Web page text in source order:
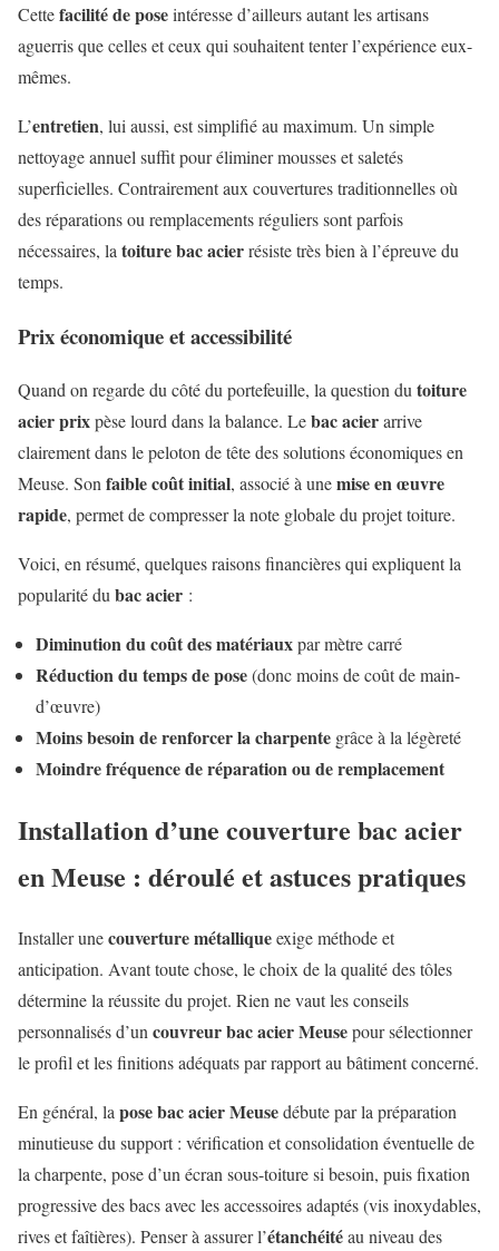
Cettefacilité de poseintéresse d’ailleurs autant les artisans
aguerris que celles et ceux qui souhaitent tenter l’expérience eux-
mêmes.
L’entretien, lui aussi, est simplifié au maximum. Un simple
nettoyage annuel suffit pour éliminer mousses et saletés
superficielles. Contrairement aux couvertures traditionnelles où
des réparations ou remplacements réguliers sont parfois
nécessaires, la toiture bac acierrésiste très bien à l’épreuve du
temps.
Prix économique et accessibilité
Quand on regarde du côté du portefeuille, la question dutoiture
acier prixpèse lourd dans la balance. Lebac acierarrive
clairement dans le peloton de tête des solutions économiques en
Meuse. Sonfaible coût initial, associé à unemise en œuvre
rapide, permet de compresser la note globale du projet toiture.
Voici, en résumé, quelques raisons financières qui expliquent la
popularité dubac acier :
Diminution du coût des matériauxpar mètre carré
Réduction du temps de pose(donc moins de coût de main-
d’œuvre)
Moins besoin de renforcer la charpente grâce à la légèreté
Moindre fréquence de réparation ou de remplacement
Installation d’une couverture bac acier
en Meuse : déroulé et astuces pratiques
Installer unecouverture métalliqueexige méthode et
anticipation. Avant toute chose, le choix de la qualité des tôles
détermine la réussite du projet. Rien ne vaut les conseils
personnalisés d’un couvreur bac acier Meusepour sélectionner
le profil et les finitions adéquats par rapport au bâtiment concerné.
En général, la pose bac acier Meusedébute par la préparation
minutieuse du support : vérification et consolidation éventuelle de
la charpente, pose d’un écran sous-toiture si besoin, puis fixation
progressive des bacs avec les accessoires adaptés (vis inoxydables,
rives et faîtières). Penser à assurer l’étanchéitéau niveau des